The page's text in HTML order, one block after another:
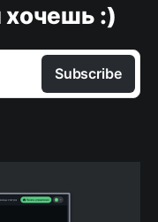
:)
Subscribe